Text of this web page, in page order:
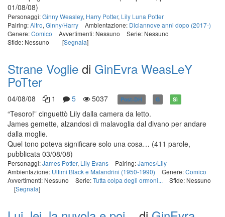
01/08/08)
Personaggi:Ginny Weasley, Harry Potter, Lily Luna Potter
Pairing:Altro, Ginny/Harry Ambientazione: Diciannove anni dopo (2017-)
Genere:Comico Avvertimenti: Nessuno
Serie: Nessuno
Sfide: Nessuno
[Segnala]
Strane Voglie di GinEvra WeasLeY
PoTter
04/08/08 1 5 5037 Post-DH G Sì
“Tesoro!” cinguettò Lily dalla camera da letto.
James gemette, alzandosi di malavoglia dal divano per andare
dalla moglie.
Quel tono poteva significare solo una cosa… (411 parole,
pubblicata 03/08/08)
Personaggi:James Potter, Lily Evans Pairing:James/Lily
Ambientazione: Ultimi Black e Malandrini (1950-1990) Genere:Comico
Avvertimenti: Nessuno
Serie:Tutta colpa degli ormoni...
Sfide: Nessuno
[Segnala]